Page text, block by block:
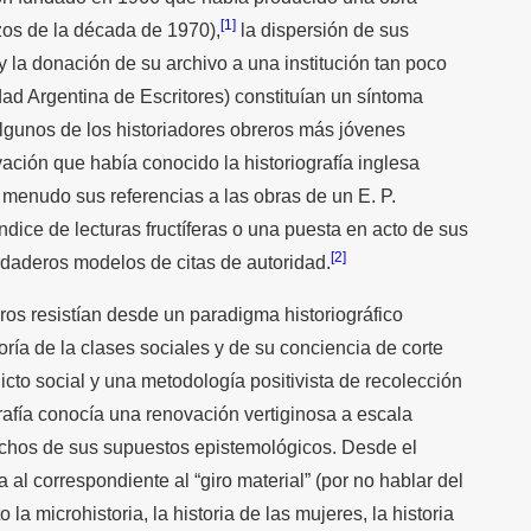
de la década de 1970), [1]
la dispersión de sus
la donación de su archivo a una institución tan poco
Argentina de Escritores) constituían un síntoma
de los historiadores obreros más jóvenes
que había conocido la historiografía inglesa
sus referencias a las obras de un E. P.
de lecturas fructíferas o una puesta en acto de sus
modelos de citas de autoridad. [2]
resistían desde un paradigma historiográfico
de la clases sociales y de su conciencia de corte
social y una metodología positivista de recolección
conocía una renovación vertiginosa a escala
de sus supuestos epistemológicos. Desde el
al correspondiente al “giro material” (por no hablar del
la microhistoria, la historia de las mujeres, la historia